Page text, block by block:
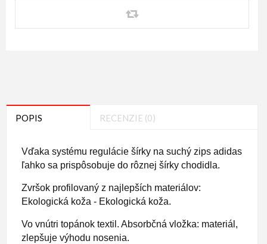
POPIS RECENZIE (0)
Vďaka systému regulácie šírky na suchý zips adidas
ľahko sa prispôsobuje do rôznej šírky chodidla.
Zvršok profilovaný z najlepších materiálov:
Ekologická koža - Ekologická koža.
Vo vnútri topánok textil. Absorbčná vložka: materiál,
zlepšuje výhodu nosenia.